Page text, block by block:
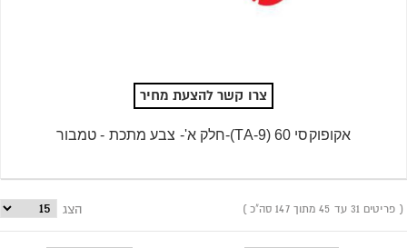
צרו קשר להצעת מחיר
אקופוקסי 60 (9-TA)-חלק א'- צבע מתכת - טמבור
פריטים 31 עד 45 מתוך 147 סה"כ הצג